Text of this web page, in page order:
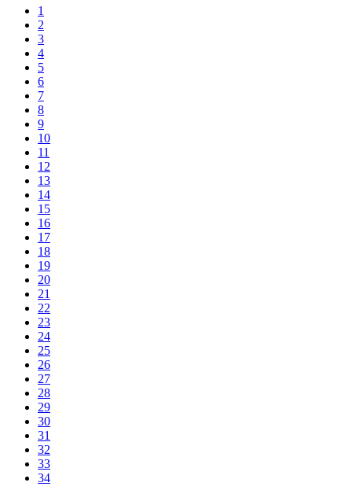
1
2
3
4
5
6
7
8
9
10
11
12
13
14
15
16
17
18
19
20
21
22
23
24
25
26
27
28
29
30
31
32
33
34